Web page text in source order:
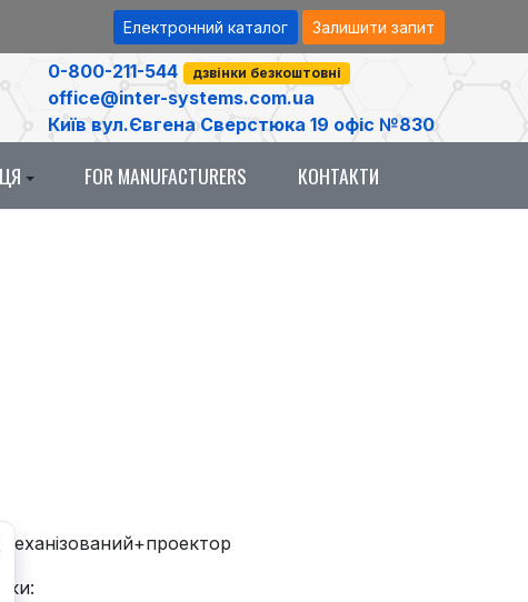
Електронний каталог Залишити запит
0-800-211-544 дзвінки безкоштовні
office@inter-systems.com.ua
Київ вул.Євгена Сверстюка 19 офіс №830
FOR MANUFACTURERS КОНТАКТИ